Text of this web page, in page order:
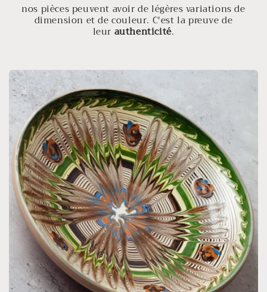
nos pièces peuvent avoir de légères variations de
dimension et de couleur. C'est la preuve de
leur authenticité.